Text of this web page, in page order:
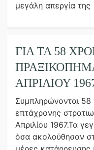
μεγάλη απεργία
ΓΙΑ ΤΑ 58
ΑΠΡΙΛΙΟΥ
Συμπληρώνονται 58
επτάχρονης
Απριλίου 1967.Τα
όσα ακολούθησαν